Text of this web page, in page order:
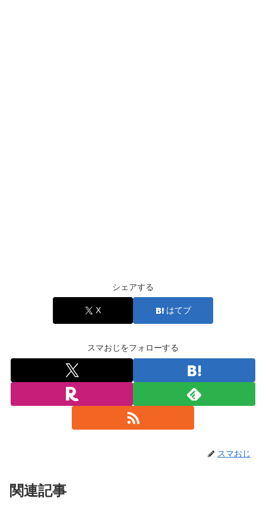
シェアする
X はてブ
スマおじをフォローする
スマおじ
関連記事